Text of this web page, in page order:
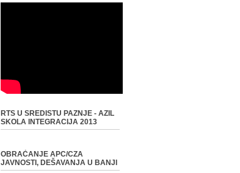
RTS U SREDISTU PAZNJE - AZIL
SKOLA INTEGRACIJA 2013
OBRAĆANJE APC/CZA
JAVNOSTI, DEŠAVANJA U BANJI